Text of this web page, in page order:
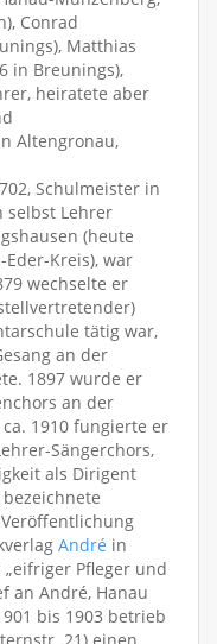
Conrad
Matthias
in Breunings),
heiratete aber
Altengronau,
Schulmeister in
selbst Lehrer
(heute
Kreis), war
wechselte er
tätig war,
an der
1897 wurde er
an der
1910 fungierte er
Sängerchors,
als Dirigent
André in
Pfleger und
an André, Hanau
bis 1903 betrieb
21) einen